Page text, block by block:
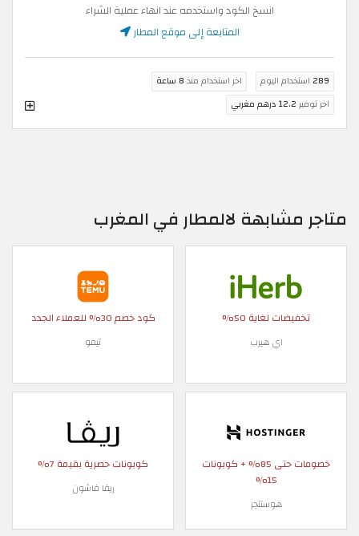
انسخ الكود واستخدمه عند انهاء عملية الشراء
المتابعة إلى موقع المطار
289 استخدام اليوم اخر استخدام منذ 8 ساعة
اخر توفير 12.2 درهم مغربي
متاجر مشابهة لالمطار في المغرب
تخفيضات لغاية 50%
اي هيرب
كود خصم 30% للعملاء الجدد
تيمو
خصومات حتى 85% + كوبونات
15%
هوستنجر
كوبونات حصرية بقيمة 7%
ريفا فاشون